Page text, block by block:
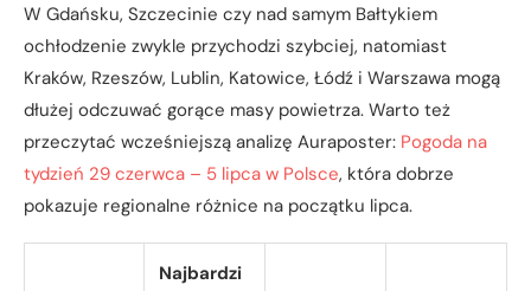
W Gdańsku, Szczecinie czy nad samym Bałtykiem
ochłodzenie zwykle przychodzi szybciej, natomiast
Kraków, Rzeszów, Lublin, Katowice, Łódź i Warszawa mogą
dłużej odczuwać gorące masy powietrza. Warto też
przeczytać wcześniejszą analizę Auraposter: Pogoda na
tydzień 29 czerwca – 5 lipca w Polsce, która dobrze
pokazuje regionalne różnice na początku lipca.
Najbardzi